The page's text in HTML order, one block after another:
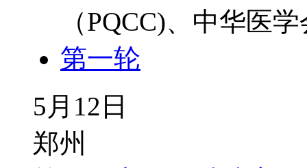
（PQCC)、中华医
第一轮
5月12日
郑州